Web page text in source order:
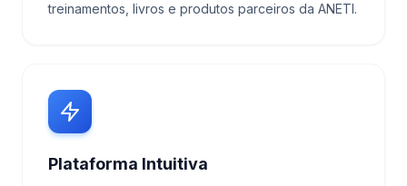
treinamentos, livros e produtos parceiros da ANETI.
Plataforma Intuitiva